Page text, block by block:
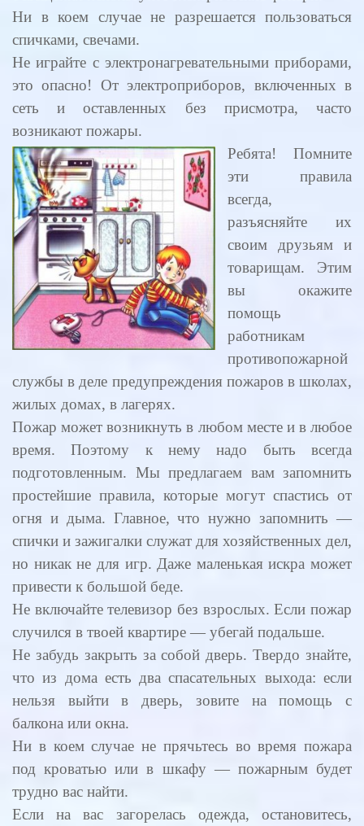
Ни в коем случае не разрешается пользоваться
спичками, свечами.
Не играйте с электронагревательными приборами,
это опасно! От электроприборов, включенных в
сеть и оставленных без присмотра, часто
возникают пожары.
Ребята! Помните
эти правила
всегда,
разъясняйте их
своим друзьям и
товарищам. Этим
вы окажите
помощь
работникам
противопожарной
службы в деле предупреждения пожаров в школах,
жилых домах, в лагерях.
Пожар может возникнуть в любом месте и в любое
время. Поэтому к нему надо быть всегда
подготовленным. Мы предлагаем вам запомнить
простейшие правила, которые могут спастись от
огня и дыма. Главное, что нужно запомнить —
спички и зажигалки служат для хозяйственных дел,
но никак не для игр. Даже маленькая искра может
привести к большой беде.
Не включайте телевизор без взрослых. Если пожар
случился в твоей квартире — убегай подальше.
Не забудь закрыть за собой дверь. Твердо знайте,
что из дома есть два спасательных выхода: если
нельзя выйти в дверь, зовите на помощь с
балкона или окна.
Ни в коем случае не прячьтесь во время пожара
под кроватью или в шкафу — пожарным будет
трудно вас найти.
Если на вас загорелась одежда, остановитесь,